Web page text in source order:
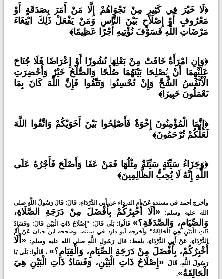
﴿لَا خَيْرَ فِي كَثِيرٍ مِنْ نَجْوَاهُمْ إِلَّا مَنْ أَمَرَ بِصَدَقَةٍ أَوْ
مَعْرُوفٍ أَوْ إِصْلَاحٍ بَيْنَ النَّاسِ وَمَنْ يَفْعَلْ ذَلِكَ ابْتِغَاءَ
مَرْضَاتِ اللَّهِ فَسَوْفَ نُؤْتِيهِ أَجْرًا عَظِيمًا﴾
﴿وَإِنِ امْرَأَةٌ خَافَتْ مِنْ بَعْلِهَا نُشُوزًا أَوْ إِعْرَاضًا فَلَا جُنَاحَ
عَلَيْهِمَا أَنْ يُصْلِحَا بَيْنَهُمَا صُلْحًا وَالصُّلْحُ خَيْرٌ وَأُحْضِرَتِ
الْأَنْفُسُ الشُّحَّ وَإِنْ تُحْسِنُوا وَتَتَّقُوا فَإِنَّ اللَّهَ كَانَ بِمَا
تَعْمَلُونَ خَبِيرًا﴾
﴿إِنَّمَا الْمُؤْمِنُونَ إِخْوَةٌ فَأَصْلِحُوا بَيْنَ أَخَوَيْكُمْ وَاتَّقُوا اللَّهَ
لَعَلَّكُمْ تُرْحَمُونَ﴾
﴿وَجَزَاءُ سَيِّئَةٍ سَيِّئَةٌ مِثْلُهَا فَمَنْ عَفَا وَأَصْلَحَ فَأَجْرُهُ عَلَى
اللَّهِ إِنَّهُ لَا يُحِبُّ الظَّالِمِينَ﴾
وأخرج أحمد في مسنده عَنْ أم الدرداء عن أَبِي الدَّرْدَاءِ، قَالَ: قَالَ رَسُولُ اللَّهِ صلى
الله عليه وسلم: «أَلَا أُخْبِرُكُمْ بِأَفْضَلَ مِنْ دَرَجَةِ الصَّلَاةِ،
وَالصِّيَامِ، وَالصَّدَقَةِ؟» قَالُوا: بَلَى قَالَ: "إِصْلَاحُ ذَاتِ الْبَيْنِ قَالَ: وَفَسَادُ
ذَاتِ الْبَيْنِ هِيَ الْحَالِقَةُ" وأخرجه أبو داود في سننه، وصححه ابن حبان عَنْ أُمِّ
الدَّرْدَاءِ، عَنْ أَبِي الدَّرْدَاءِ، بلفظ: قال رَسُولِ اللَّهِ صلى الله عليه وسلم: «أَلَا
أُخْبِرُكُمْ، بِأَفْضَلَ مِنْ دَرَجَةِ الصِّيَامِ، وَالْقِيَامِ؟» ، قَالُوا: بَلَى يَا
رَسُولَ اللَّهِ، قَالَ:«إِصْلَاحُ ذَاتِ الْبَيْنِ، وَفَسَادُ ذَاتِ الْبَيْنِ هِيَ
الْحَالِقَةُ».